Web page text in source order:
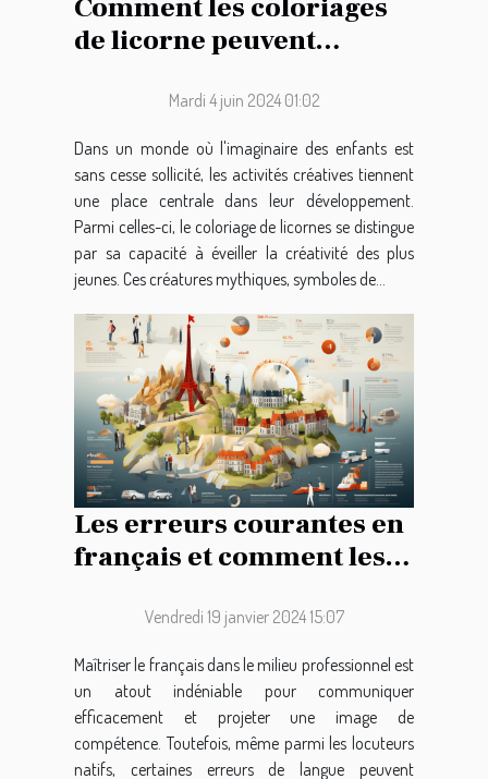
Comment les coloriages
de licorne peuvent
développement créatif
chez les enfants
Mardi 4 juin 2024 01:02
Dans un monde où l'imaginaire des enfants est
sans cesse sollicité, les activités créatives tiennent
une place centrale dans leur développement.
Parmi celles-ci, le coloriage de licornes se distingue
par sa capacité à éveiller la créativité des plus
jeunes. Ces créatures mythiques, symboles de...
Les erreurs courantes en
français et comment les
communication
professionnelle
Vendredi 19 janvier 2024 15:07
Maîtriser le français dans le milieu professionnel est
un atout indéniable pour communiquer
efficacement et projeter une image de
compétence. Toutefois, même parmi les locuteurs
natifs, certaines erreurs de langue peuvent